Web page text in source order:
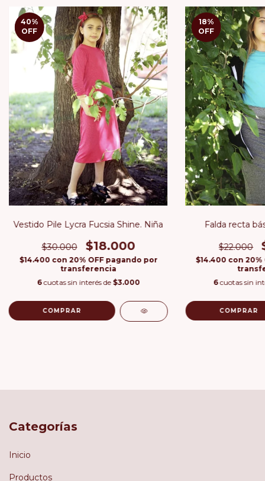
40%
OFF
Vestido Pile Lycra Fucsia Shine. Niña
$30.000 $18.000
$14.400 con 20% OFF pagando por
transferencia
6 cuotas sin interés de $3.000
COMPRAR
18%
OFF
Falda recta
$22.000
$14.400 con 20%
6 cuotas sin
COMPRAR
Categorías
Inicio
Productos